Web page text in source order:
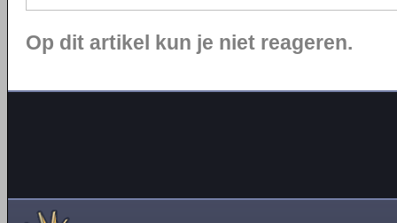
Op dit artikel kun je niet reageren.